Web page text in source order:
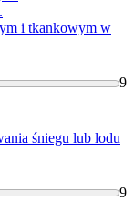
i tkankowym w
9
śniegu lub lodu
9